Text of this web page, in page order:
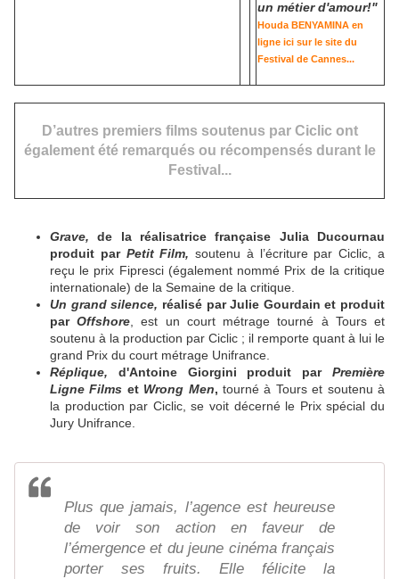
un métier d'amour!"
Houda BENYAMINA en
ligne ici sur le site du
Festival de Cannes...
D’autres premiers films soutenus par Ciclic ont
également été remarqués ou récompensés durant le
Festival...
Grave, de la réalisatrice française Julia Ducournau
produit par Petit Film, soutenu à l’écriture par Ciclic, a
reçu le prix Fipresci (également nommé Prix de la critique
internationale) de la Semaine de la critique.
Un grand silence, réalisé par Julie Gourdain et produit
parOffshore , est un court métrage tourné à Tours et
soutenu à la production par Ciclic ; il remporte quant à lui le
grand Prix du court métrage Unifrance.
Réplique, d'Antoine Giorgini produit par Première
Ligne Films et Wrong Men, tourné à Tours et soutenu à
la production par Ciclic, se voit décerné le Prix spécial du
Jury Unifrance.
Plus que jamais, l’agence est heureuse
de voir son action en faveur de
l’émergence et du jeune cinéma français
porter ses fruits. Elle félicite la